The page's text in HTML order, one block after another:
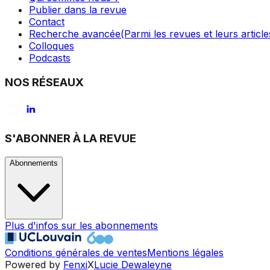
Publier dans la revue
Contact
Recherche avancée(Parmi les revues et leurs
Colloques
Podcasts
NOS RÉSEAUX
S'ABONNER À LA REVUE
Abonnements
Plus d'infos sur les abonnements
Conditions générales de ventesMentions légales
Powered by FenxiXLucie Dewaleyne